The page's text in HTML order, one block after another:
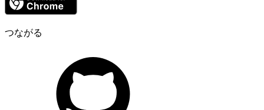
つながる